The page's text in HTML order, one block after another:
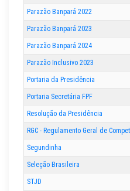
Parazão Banpará 2022
Parazão Banpará 2023
Parazão Banpará 2024
Parazão Inclusivo 2023
Portaria da Presidência
Portaria Secretária FPF
Resolução da Presidência
RGC - Regulamento Geral de
Segundinha
Seleção Brasileira
STJD